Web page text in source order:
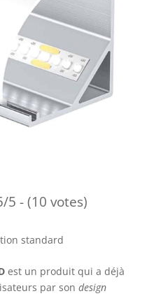
5 - (10 votes)
est un produit qui a déjà
par son design